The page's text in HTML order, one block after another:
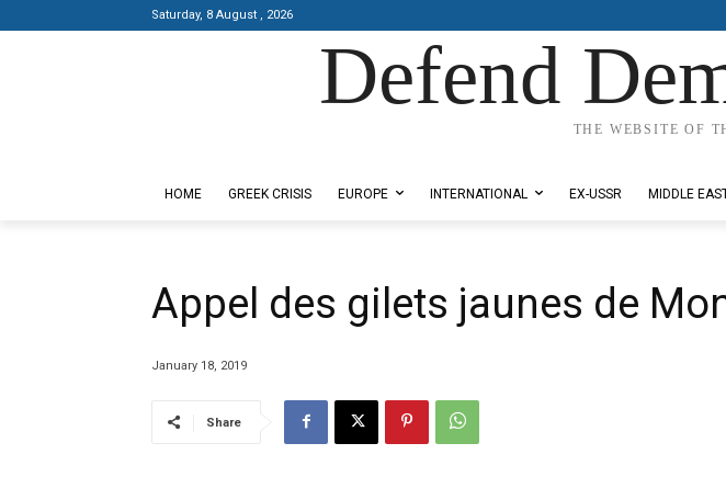
Saturday, 8 August , 2026
Defend
THE WEBSITE OF
HOME GREEK CRISIS EUROPE INTERNATIONAL EX-USSR MIDDLE
Appel des gilets jaunes de
January 18, 2019
Share